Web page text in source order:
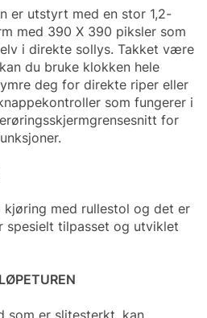
er utstyrt med en stor 1,2-
med 390 X 390 piksler som
i direkte sollys. Takket være
du bruke klokken hele
deg for direkte riper eller
som fungerer i
for
med rullestol og det er
spesielt tilpasset og utviklet
som er slitesterkt, kan